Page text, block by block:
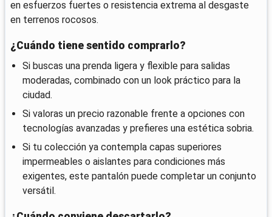
en esfuerzos fuertes o resistencia extrema al desgaste
en terrenos rocosos.
¿Cuándo tiene sentido comprarlo?
Si buscas una prenda ligera y flexible para salidas
moderadas, combinado con un look práctico para la
ciudad.
Si valoras un precio razonable frente a opciones con
tecnologías avanzadas y prefieres una estética sobria.
Si tu colección ya contempla capas superiores
impermeables o aislantes para condiciones más
exigentes, este pantalón puede completar un conjunto
versátil.